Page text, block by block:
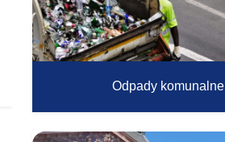
Odpady komunalne